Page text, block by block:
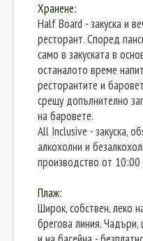
Хранене:
Half Board - закуска и
ресторант. Според
само в закуската в
останалото време
ресторантите и
срещу допълнително
на баровете.
All Inclusive - закуска,
алкохолни и
производство от
Плаж:
Широк, собствен, леко
брегова линия.